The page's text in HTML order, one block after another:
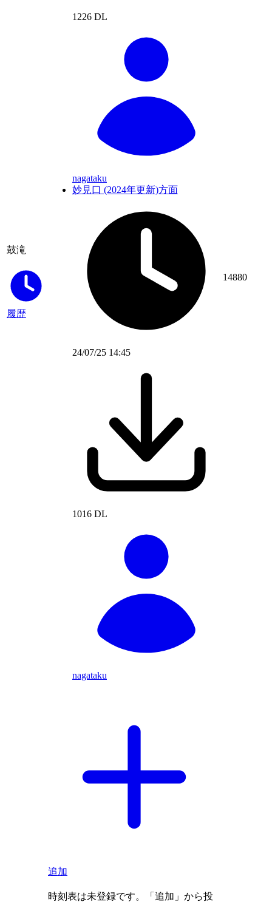
鼓滝
履歴
1226 DL
nagataku
妙見口 (2024年更新)方面
24/07/25 14:45
1016 DL
nagataku
追加
14880
時刻表は未登録です。「追加」から投